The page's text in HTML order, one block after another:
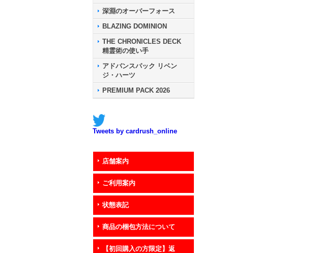
深淵のオーバーフォース
BLAZING DOMINION
THE CHRONICLES DECK
精霊術の使い手
アドバンスパック リベン
ジ・ハーツ
PREMIUM PACK 2026
Tweets by cardrush_online
店舗案内
ご利用案内
状態表記
商品の梱包方法について
【初回購入の方限定】返